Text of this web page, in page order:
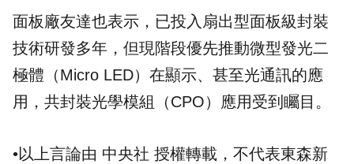
面板廠友達也表示，已投入扇出型面板級封裝
技術研發多年，但現階段優先推動微型發光二
極體（Micro LED）在顯示、甚至光通訊的應
用，共封裝光學模組（CPO）應用受到矚目。
•以上言論由 中央社 授權轉載，不代表東森新